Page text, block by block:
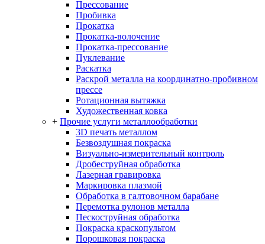
Прессование
Пробивка
Прокатка
Прокатка-волочение
Прокатка-прессование
Пуклевание
Раскатка
Раскрой металла на координатно-пробивном
прессе
Ротационная вытяжка
Художественная ковка
+ Прочие услуги металлообработки
3D печать металлом
Безвоздушная покраска
Визуально-измерительный контроль
Дробеструйная обработка
Лазерная гравировка
Маркировка плазмой
Обработка в галтовочном барабане
Перемотка рулонов металла
Пескоструйная обработка
Покраска краскопультом
Порошковая покраска